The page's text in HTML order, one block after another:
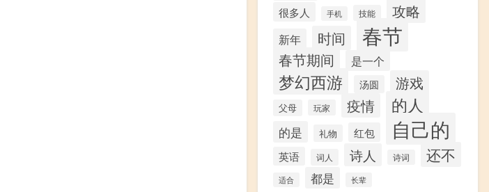
很多人 手机 技能 攻略
新年 时间 春节
春节期间 是一个
梦幻西游 汤圆 游戏
父母 玩家 疫情 的人
的是 礼物 红包 自己的
英语 词人 诗人 诗词 还不
适合 都是 长辈